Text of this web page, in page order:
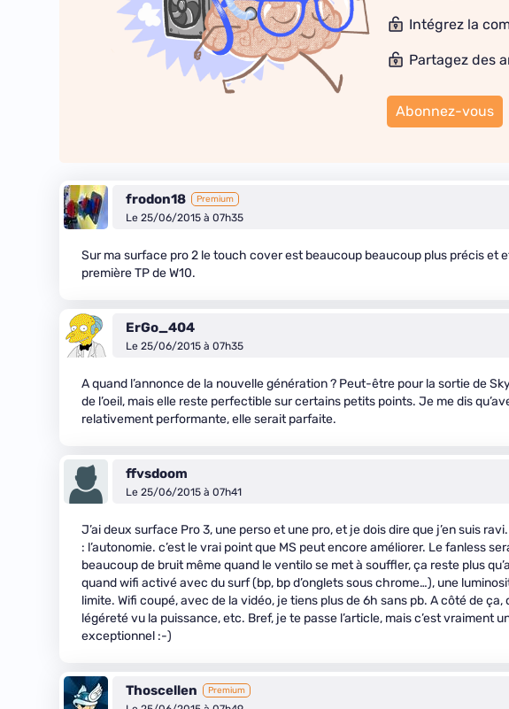
Intégrez la
Partagez des
Abonnez-vous
frodon18 Premium
Le 25/06/2015 à 07h35
Sur ma surface pro 2 le touch cover est beaucoup beaucoup plus précis et
première TP de W10.
ErGo_404
Le 25/06/2015 à 07h35
A quand l’annonce de la nouvelle génération ? Peut-être pour la sortie de
de l’oeil, mais elle reste perfectible sur certains petits points. Je me dis
relativement performante, elle serait parfaite.
ffvsdoom
Le 25/06/2015 à 07h41
J’ai deux surface Pro 3, une perso et une pro, et je dois dire que j’en suis
: l’autonomie. c’est le vrai point que MS peut encore améliorer. Le fanless
beaucoup de bruit même quand le ventilo se met à souffler, ça reste plus
quand wifi activé avec du surf (bp, bp d’onglets sous chrome…), une
limite. Wifi coupé, avec de la vidéo, je tiens plus de 6h sans pb. A côté de
légéreté vu la puissance, etc. Bref, je te passe l’article, mais c’est vraiment
exceptionnel :-)
Thoscellen Premium